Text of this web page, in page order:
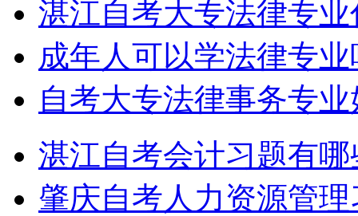
湛江自考大专法律专
成年人可以学法律专
自考大专法律事务专
湛江自考会计习题有
肇庆自考人力资源管